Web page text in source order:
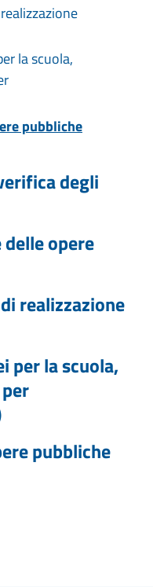
la scuola,
pubbliche
degli
opere
realizzazione
per la scuola,
pubbliche